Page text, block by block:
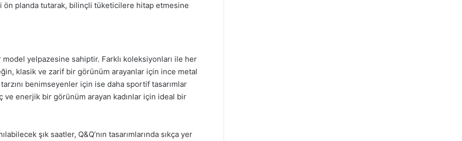
ön planda tutarak, bilinçli tüketicilere hitap etmesine
yelpazesine sahiptir. Farklı koleksiyonları ile her
klasik ve zarif bir görünüm arayanlar için ince metal
benimseyenler için ise daha sportif tasarımlar
ve enerjik bir görünüm arayan kadınlar için ideal bir
şık saatler, Q&Q’nın tasarımlarında sıkça yer